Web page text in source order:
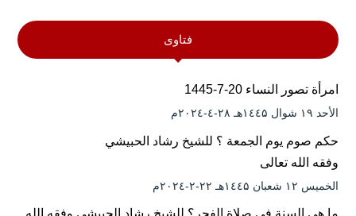
فتاوى
امرأة تصور النساء 20-7-1445
الأحد ۱۹ شوال ۱٤٤۵هـ ۲۸-٤-۲۰۲٤م
حكم صوم يوم الجمعة ؟ للشيخ رشاد الحبيشي
وفقه الله تعالى
الخميس ۱۲ شعبان ۱٤٤۵هـ ۲۲-۲-۲۰۲٤م
ما هي السنة في صلاة الفجر؟ للشيخ رشاد الحبيشي وفقه الله